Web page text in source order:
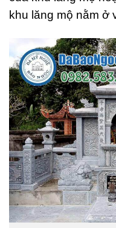
khu lăng mộ nằm ở